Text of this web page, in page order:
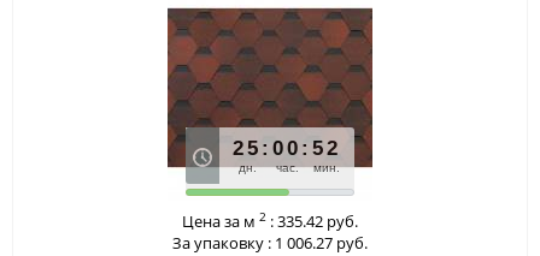
25
дн.
: 00
час.
: 52
мин.
Цена за м 2 :335.42 руб.
За упаковку : 1 006.27 руб.